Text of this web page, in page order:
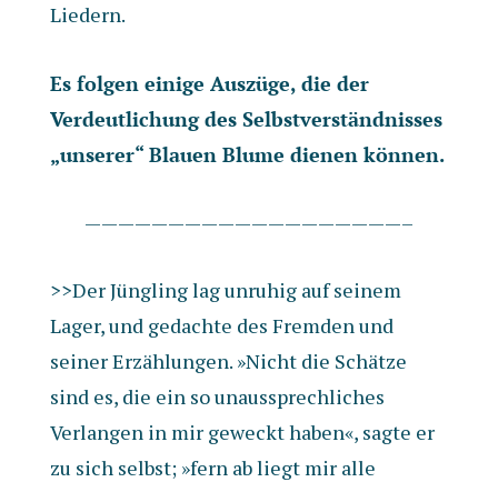
Liedern.
Es folgen einige Auszüge, die der
Verdeutlichung des Selbstverständnisses
„unserer“ Blauen Blume dienen können.
———————————————————–
>>Der Jüngling lag unruhig auf seinem
Lager, und gedachte des Fremden und
seiner Erzählungen. »Nicht die Schätze
sind es, die ein so unaussprechliches
Verlangen in mir geweckt haben«, sagte er
zu sich selbst; »fern ab liegt mir alle